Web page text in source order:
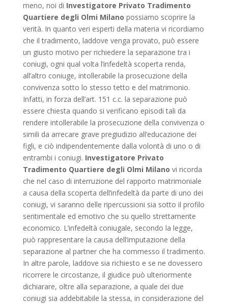
meno, noi di Investigatore Privato Tradimento
Quartiere degli Olmi Milano possiamo scoprire la
verità. In quanto veri esperti della materia vi ricordiamo
che il tradimento, laddove venga provato, può essere
un giusto motivo per richiedere la separazione tra i
coniugi, ogni qual volta l’infedeltà scoperta renda,
all’altro coniuge, intollerabile la prosecuzione della
convivenza sotto lo stesso tetto e del matrimonio.
Infatti, in forza dell’art. 151 c.c. la separazione può
essere chiesta quando si verificano episodi tali da
rendere intollerabile la prosecuzione della convivenza o
simili da arrecare grave pregiudizio all’educazione dei
figli, e ciò indipendentemente dalla volontà di uno o di
entrambi i coniugi. Investigatore Privato
Tradimento Quartiere degli Olmi Milano vi ricorda
che nel caso di interruzione del rapporto matrimoniale
a causa della scoperta dell’infedeltà da parte di uno dei
coniugi, vi saranno delle ripercussioni sia sotto il profilo
sentimentale ed emotivo che su quello strettamente
economico. L’infedeltà coniugale, secondo la legge,
può rappresentare la causa dell’imputazione della
separazione al partner che ha commesso il tradimento.
In altre parole, laddove sia richiesto e se ne dovessero
ricorrere le circostanze, il giudice può ulteriormente
dichiarare, oltre alla separazione, a quale dei due
coniugi sia addebitabile la stessa, in considerazione del